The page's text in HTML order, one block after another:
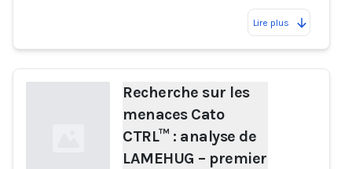
Lire plus
Recherche sur les
menaces Cato
CTRL™ : analyse de
LAMEHUG – premier